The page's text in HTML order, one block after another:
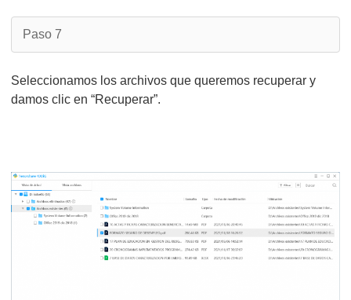
Paso 7
Seleccionamos los archivos que queremos recuperar y
damos clic en “Recuperar”.